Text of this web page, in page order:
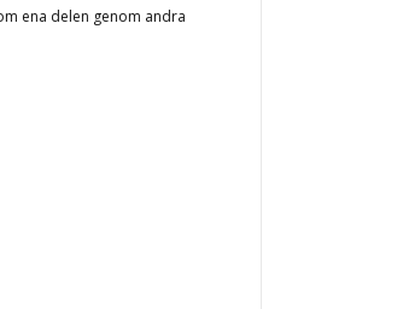
ena delen genom andra